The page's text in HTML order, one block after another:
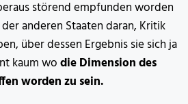
störend empfunden worden
anderen Staaten daran, Kritik
über dessen Ergebnis sie sich ja
kaum wodie Dimension des
worden zu sein.